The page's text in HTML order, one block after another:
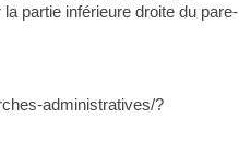
partie inférieure droite du pare-
administratives/?